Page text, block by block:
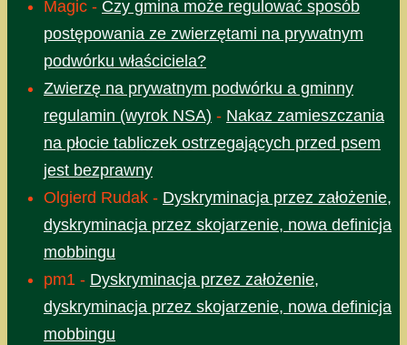
Magic - Czy gmina może regulować sposób
postępowania ze zwierzętami na prywatnym
podwórku właściciela?
Zwierzę na prywatnym podwórku a gminny
regulamin (wyrok NSA) - Nakaz zamieszczania
na płocie tabliczek ostrzegających przed psem
jest bezprawny
Olgierd Rudak - Dyskryminacja przez założenie,
dyskryminacja przez skojarzenie, nowa definicja
mobbingu
pm1 - Dyskryminacja przez założenie,
dyskryminacja przez skojarzenie, nowa definicja
mobbingu